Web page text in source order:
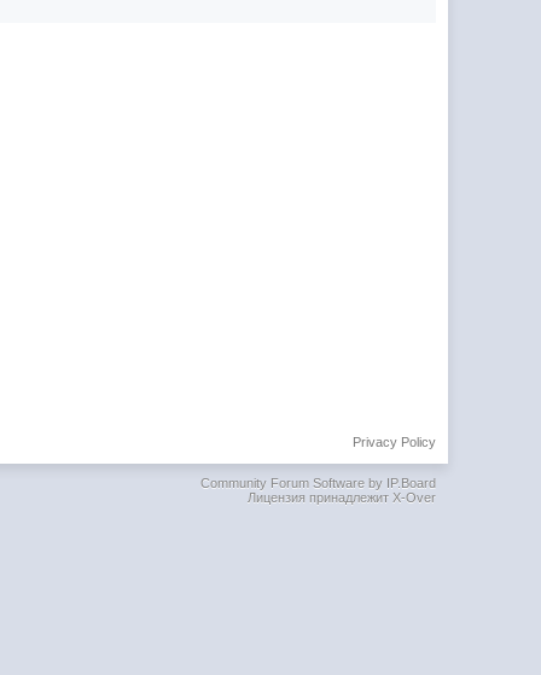
Privacy Policy
Community Forum Software by IP.Board
Лицензия принадлежит X-Over